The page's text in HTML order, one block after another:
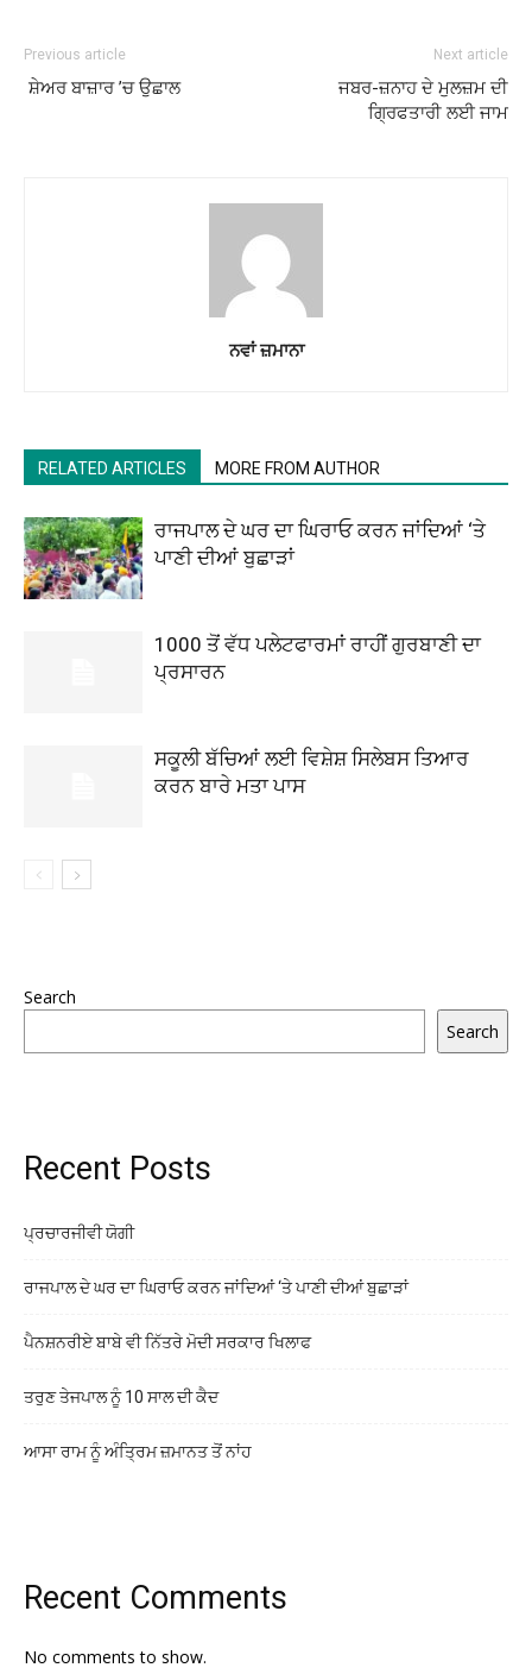
Previous article
ਸ਼ੇਅਰ ਬਾਜ਼ਾਰ ’ਚ ਉਛਾਲ
Next article
ਜਬਰ-ਜ਼ਨਾਹ ਦੇ ਮੁਲਜ਼ਮ ਦੀ
ਗਿ੍ਰਫਤਾਰੀ ਲਈ ਜਾਮ
ਨਵਾਂ ਜ਼ਮਾਨਾ
RELATED ARTICLES MORE FROM AUTHOR
ਰਾਜਪਾਲ ਦੇ ਘਰ ਦਾ ਘਿਰਾਓ ਕਰਨ ਜਾਂਦਿਆਂ ‘ਤੇ
ਪਾਣੀ ਦੀਆਂ ਬੁਛਾੜਾਂ
1000 ਤੋਂ ਵੱਧ ਪਲੇਟਫਾਰਮਾਂ ਰਾਹੀਂ ਗੁਰਬਾਣੀ ਦਾ
ਪ੍ਰਸਾਰਨ
ਸਕੂਲੀ ਬੱਚਿਆਂ ਲਈ ਵਿਸ਼ੇਸ਼ ਸਿਲੇਬਸ ਤਿਆਰ
ਕਰਨ ਬਾਰੇ ਮਤਾ ਪਾਸ
Search
Search
Recent Posts
ਪ੍ਰਚਾਰਜੀਵੀ ਯੋਗੀ
ਰਾਜਪਾਲ ਦੇ ਘਰ ਦਾ ਘਿਰਾਓ ਕਰਨ ਜਾਂਦਿਆਂ ‘ਤੇ ਪਾਣੀ ਦੀਆਂ ਬੁਛਾੜਾਂ
ਪੈਨਸ਼ਨਰੀਏ ਬਾਬੇ ਵੀ ਨਿੱਤਰੇ ਮੋਦੀ ਸਰਕਾਰ ਖਿਲਾਫ
ਤਰੁਣ ਤੇਜਪਾਲ ਨੂੰ 10 ਸਾਲ ਦੀ ਕੈਦ
ਆਸਾ ਰਾਮ ਨੂੰ ਅੰਤ੍ਰਿਮ ਜ਼ਮਾਨਤ ਤੋਂ ਨਾਂਹ
Recent Comments
No comments to show.